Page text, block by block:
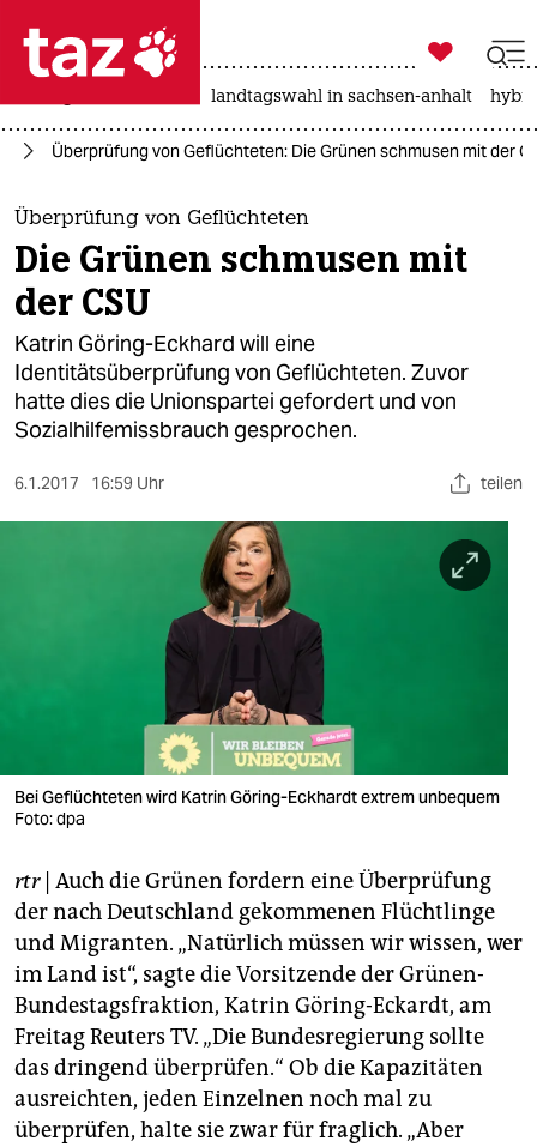
 taz zahl ich
taz zahl ich
themen
politik
öko
gesellschaft
kultur
sport
veranstaltungen
fragen & hilfe
unterstützen
abo
genossenschaft
epaper login

taz zahl ich
landtagswahl in sachsen-anhalt
Überprüfung von Geflüchteten: Die Grünen schmusen mit der
Überprüfung von Geflüchteten
Die Grünen schmusen mit
der CSU
Katrin Göring-Eckhard will eine
Identitätsüberprüfung von Geflüchteten. Zuvor
hatte dies die Unionspartei gefordert und von
Sozialhilfemissbrauch gesprochen.
6.1.2017 16:59 Uhr teilen
Bei Geflüchteten wird Katrin Göring-Eckhardt extrem unbequem
Foto: dpa
rtr| Auch die Grünen fordern eine Überprüfung
der nach Deutschland gekommenen Flüchtlinge
und Migranten. „Natürlich müssen wir wissen, wer
im Land ist“, sagte die Vorsitzende der Grünen-
Bundestagsfraktion, Katrin Göring-Eckardt, am
Freitag Reuters TV. „Die Bundesregierung sollte
das dringend überprüfen.“ Ob die Kapazitäten
ausreichten, jeden Einzelnen noch mal zu
überprüfen, halte sie zwar für fraglich. „Aber